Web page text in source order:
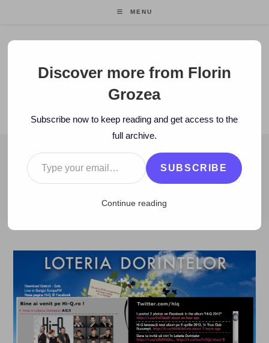
MENU
Florin Grozea
ENTREPRENEUR. FOUNDER/CEO MOCAPP.
BLOG
2012 > March > 29 > www FACEBOOK: Loteria Dorintelor –
Discover more from Florin
Grozea
Subscribe now to keep reading and get access to the
full archive.
Type your email…
SUBSCRIBE
Continue reading